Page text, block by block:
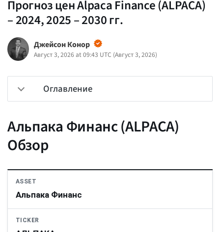
Прогноз цен Alpaca Finance (ALPACA)
– 2024, 2025 – 2030 гг.
Джейсон Конор
Август 3, 2026 at 09:43 UTC (Август 3, 2026)
Оглавление
Альпака Финанс (ALPACA)
Обзор
ASSET
Альпака Финанс
TICKER